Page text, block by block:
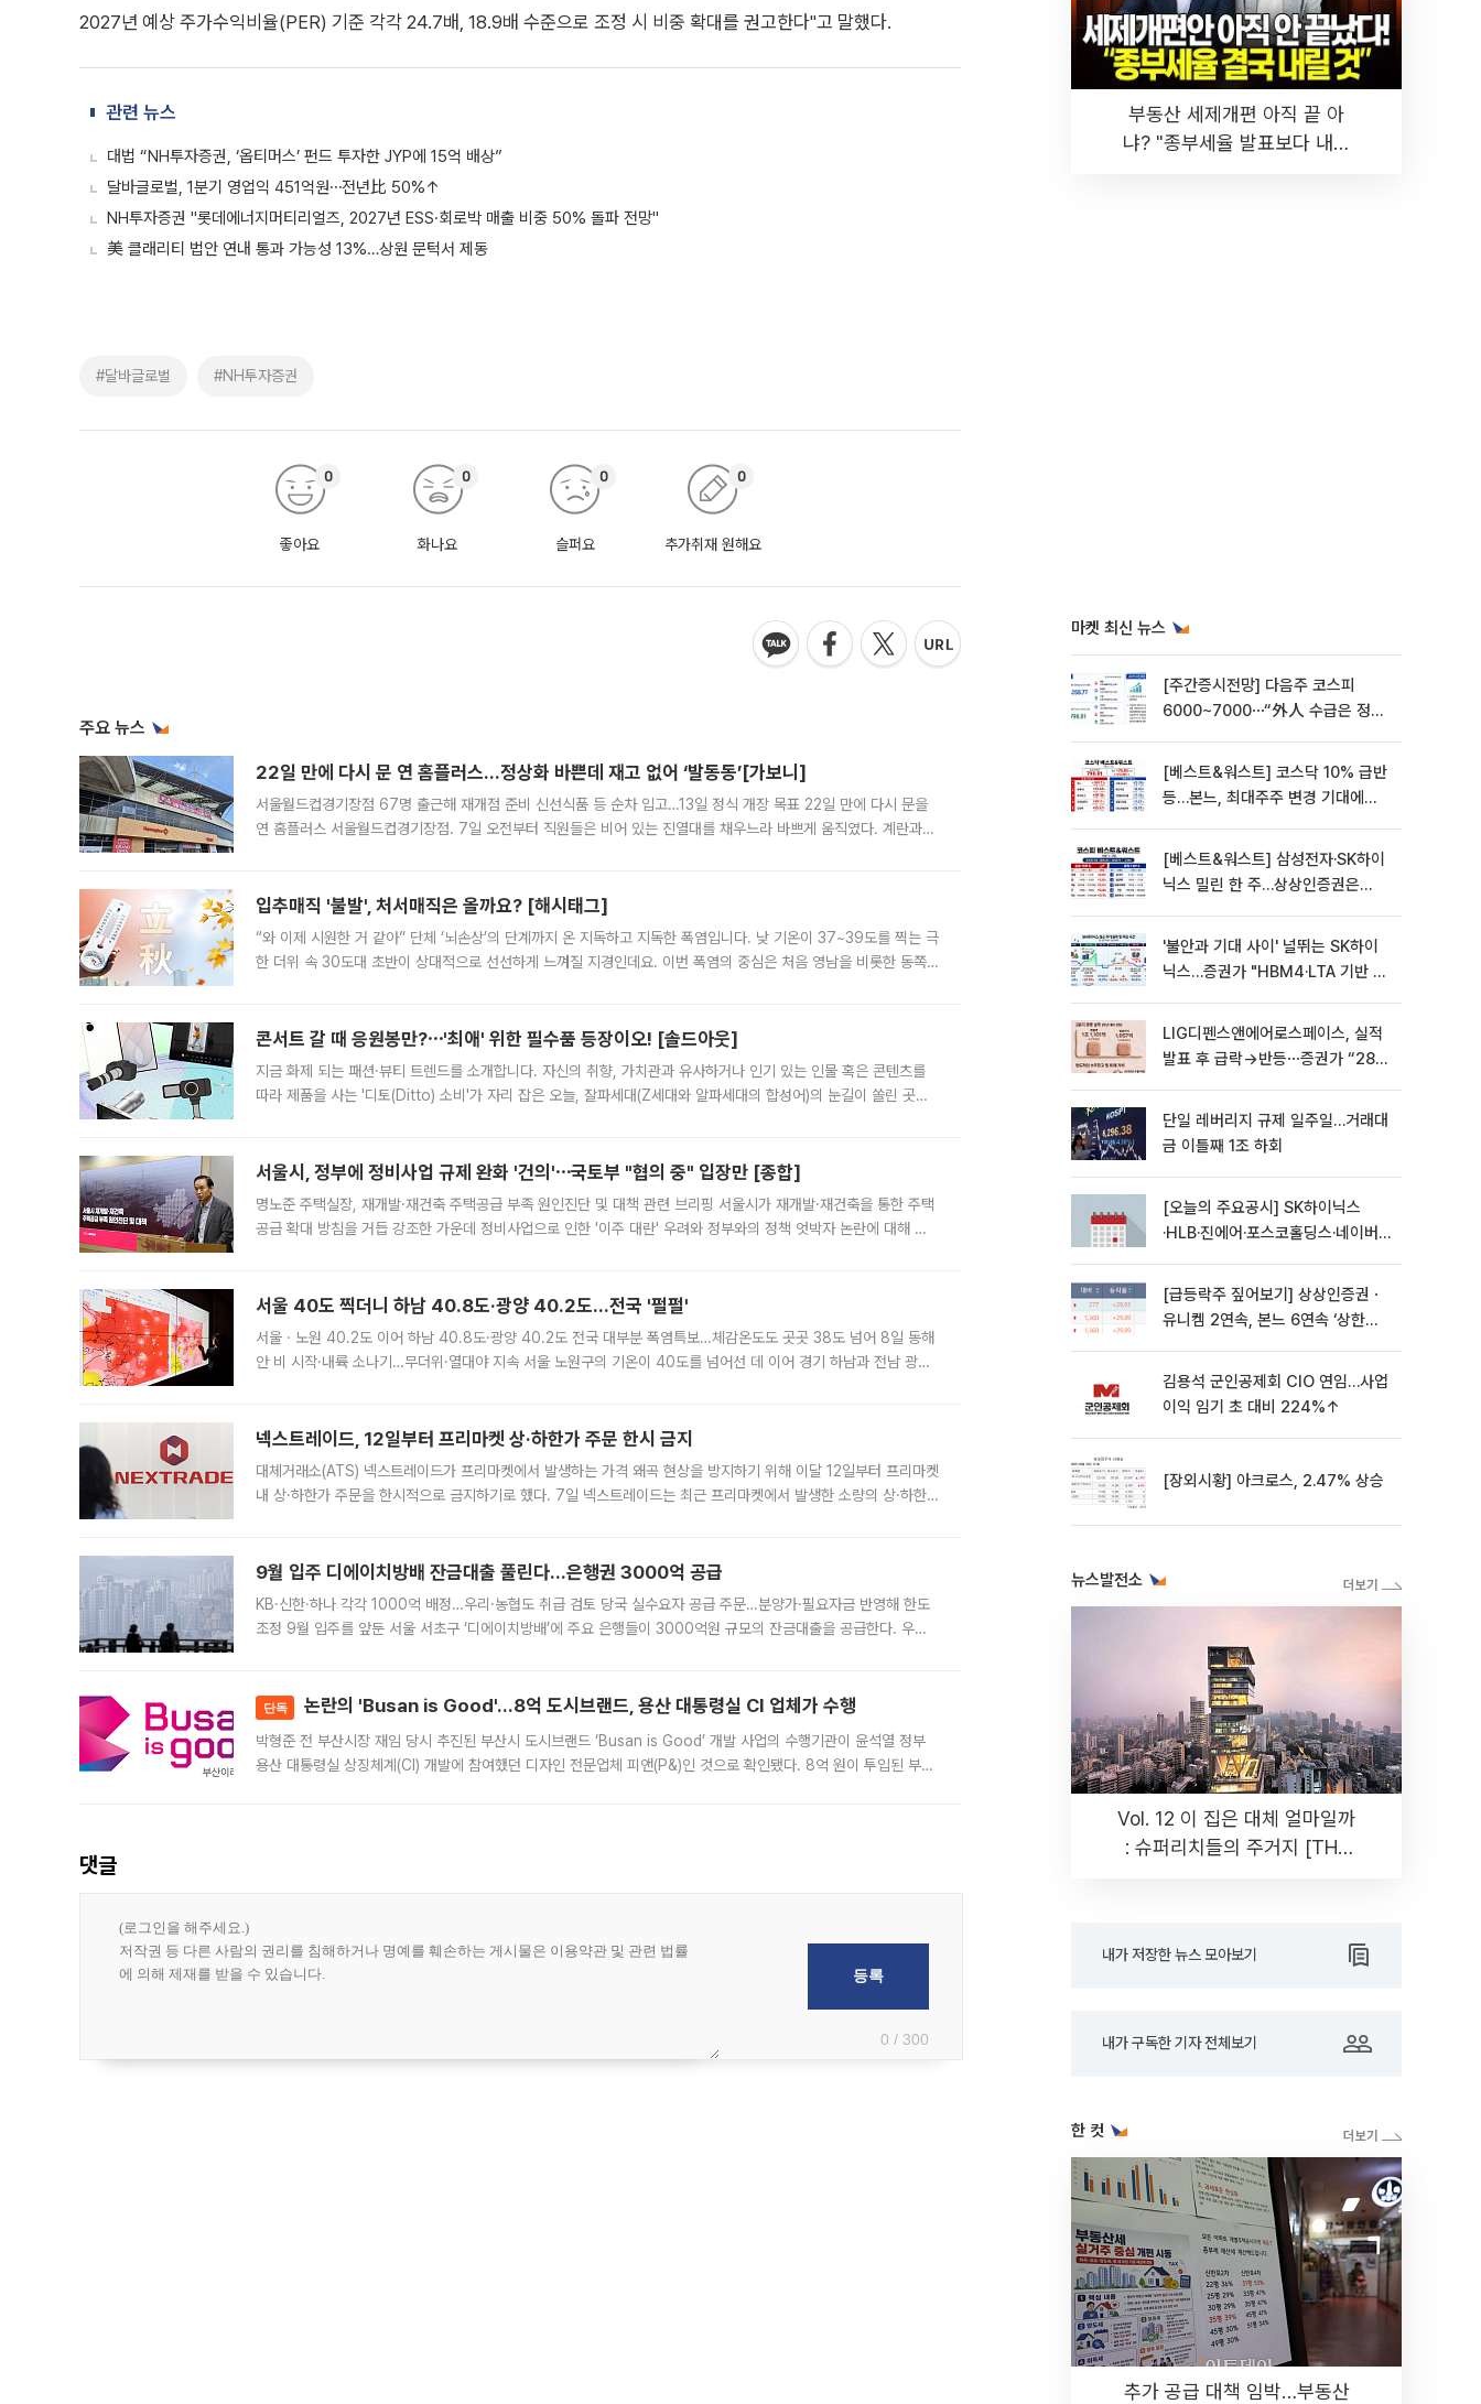
2027년 예상 주가수익비율(PER) 기준 각각 24.7배, 18.9배 수준으로 조정 시 비중 확대를 권고한다"고 말했다.
관련 뉴스
대법 “NH투자증권, ‘옵티머스’ 펀드 투자한 JYP에 15억 배상”
달바글로벌, 1분기 영업익 451억원⋯전년比 50%↑
NH투자증권 "롯데에너지머티리얼즈, 2027년 ESS·회로박 매출 비중 50% 돌파 전망"
美 클래리티 법안 연내 통과 가능성 13%…상원 문턱서 제동
#달바글로벌 #NH투자증권
좋아요
0
화나요
0
슬퍼요
0
추가취재 원해요
0
주요 뉴스
22일 만에 다시 문 연 홈플러스…정상화 바쁜데 재고 없어 ‘발동동’[가보니]
서울월드컵경기장점 67명 출근해 재개점 준비 신선식품 등 순차 입고…13일 정식 개장 목표 22일 만에 다시 문을
연 홈플러스 서울월드컵경기장점. 7일 오전부터 직원들은 비어 있는 진열대를 채우느라 바쁘게 움직였다. 계란과
입추매직 '불발', 처서매직은 올까요? [해시태그]
“와 이제 시원한 거 같아” 단체 ‘뇌손상’의 단계까지 온 지독하고 지독한 폭염입니다. 낮 기온이 37~39도를 찍는 극
한 더위 속 30도대 초반이 상대적으로 선선하게 느껴질 지경인데요. 이번 폭염의 중심은 처음 영남을 비롯한 동쪽
콘서트 갈 때 응원봉만?⋯'최애' 위한 필수품 등장이오! [솔드아웃]
지금 화제 되는 패션·뷰티 트렌드를 소개합니다. 자신의 취향, 가치관과 유사하거나 인기 있는 인물 혹은 콘텐츠를
따라 제품을 사는 '디토(Ditto) 소비'가 자리 잡은 오늘, 잘파세대(Z세대와 알파세대의 합성어)의 눈길이 쏠린 곳은
서울시, 정부에 정비사업 규제 완화 '건의'⋯국토부 "협의 중" 입장만 [종합]
명노준 주택실장, 재개발·재건축 주택공급 부족 원인진단 및 대책 관련 브리핑 서울시가 재개발·재건축을 통한 주택
공급 확대 방침을 거듭 강조한 가운데 정비사업으로 인한 '이주 대란' 우려와 정부와의 정책 엇박자 논란에 대해 정
서울 40도 찍더니 하남 40.8도·광양 40.2도…전국 '펄펄'
서울ㆍ노원 40.2도 이어 하남 40.8도·광양 40.2도 전국 대부분 폭염특보…체감온도도 곳곳 38도 넘어 8일 동해
안 비 시작·내륙 소나기…무더위·열대야 지속 서울 노원구의 기온이 40도를 넘어선 데 이어 경기 하남과 전남 광양
넥스트레이드, 12일부터 프리마켓 상·하한가 주문 한시 금지
대체거래소(ATS) 넥스트레이드가 프리마켓에서 발생하는 가격 왜곡 현상을 방지하기 위해 이달 12일부터 프리마켓
내 상·하한가 주문을 한시적으로 금지하기로 했다. 7일 넥스트레이드는 최근 프리마켓에서 발생한 소량의 상·하한
9월 입주 디에이치방배 잔금대출 풀린다…은행권 3000억 공급
KB·신한·하나 각각 1000억 배정…우리·농협도 취급 검토 당국 실수요자 공급 주문…분양가·필요자금 반영해 한도
조정 9월 입주를 앞둔 서울 서초구 ‘디에이치방배’에 주요 은행들이 3000억원 규모의 잔금대출을 공급한다. 우리
단독 논란의 'Busan is Good'…8억 도시브랜드, 용산 대통령실 CI 업체가 수행
박형준 전 부산시장 재임 당시 추진된 부산시 도시브랜드 ‘Busan is Good’ 개발 사업의 수행기관이 윤석열 정부
용산 대통령실 상징체계(CI) 개발에 참여했던 디자인 전문업체 피앤(P&)인 것으로 확인됐다. 8억 원이 투입된 부산
댓글
0 / 300
부동산 세제개편 아직 끝 아
냐? "종부세율 발표보다 내릴
마켓 최신 뉴스
[주간증시전망] 다음주 코스피
6000~7000⋯“外人 수급은 정책
[베스트&워스트] 코스닥 10% 급반
등…본느, 최대주주 변경 기대에
[베스트&워스트] 삼성전자·SK하이
닉스 밀린 한 주…상상인증권은
'불안과 기대 사이' 널뛰는 SK하이
닉스…증권가 "HBM4·LTA 기반 펀
LIG디펜스앤에어로스페이스, 실적
발표 후 급락→반등⋯증권가 “28년
단일 레버리지 규제 일주일…거래대
금 이틀째 1조 하회
[오늘의 주요공시] SK하이닉스
·HLB·진에어·포스코홀딩스·네이버·
[급등락주 짚어보기] 상상인증권ㆍ
유니켐 2연속, 본느 6연속 ‘상한
김용석 군인공제회 CIO 연임…사업
이익 임기 초 대비 224%↑
[장외시황] 아크로스, 2.47% 상승
뉴스발전소
Vol. 12 이 집은 대체 얼마일까
: 슈퍼리치들의 주거지 [THE
내가 저장한 뉴스 모아보기
내가 구독한 기자 전체보기
한 컷
추가 공급 대책 임박…부동산